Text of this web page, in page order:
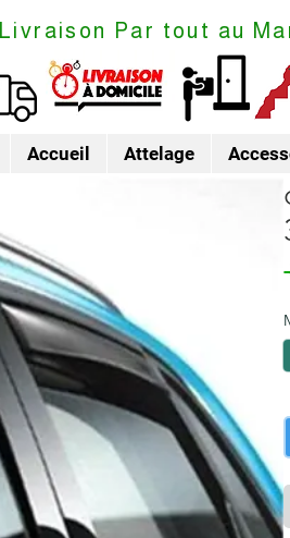
Livraison Par tout au
Accueil Attelage